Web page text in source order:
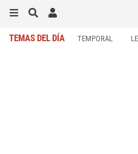
TEMAS DEL DÍA TEMPORAL